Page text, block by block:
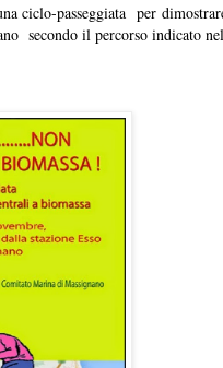
ciclo-passeggiata per
secondo il percorso indicato